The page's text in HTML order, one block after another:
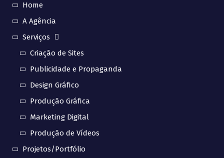
Home
A Agência
Serviços
Criação de Sites
Publicidade e Propaganda
Design Gráfico
Produção Gráfica
Marketing Digital
Produção de Vídeos
Projetos/Portfólio